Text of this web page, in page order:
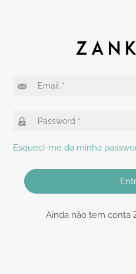
Esqueci-me da minha
Ainda não tem conta